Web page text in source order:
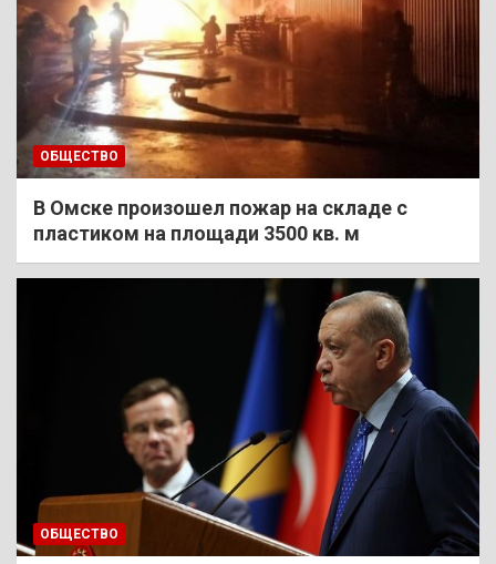
ОБЩЕСТВО
В Омске произошел пожар на складе с
пластиком на площади 3500 кв. м
ОБЩЕСТВО